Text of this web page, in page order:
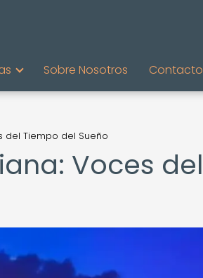
Sobre Nosotros Contacto
del Tiempo del Sueño
Voces del